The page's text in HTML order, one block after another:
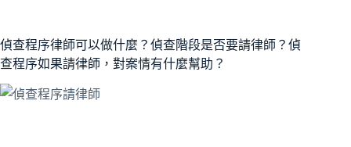
偵查程序律師可以做什麼？偵查階段是否要請律師？偵
查程序如果請律師，對案情有什麼幫助？